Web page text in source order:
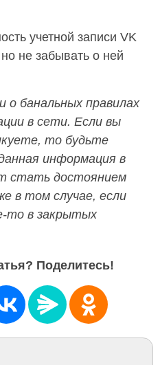
учетной записи VK
не забывать о ней
банальных правилах
в сети. Если вы
то будьте
информация в
стать достоянием
в том случае, если
то в закрытых
Поделитесь!